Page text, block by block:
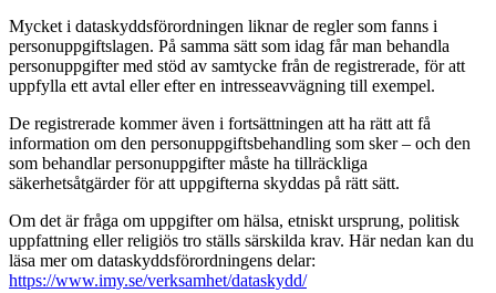
Mycket i dataskyddsförordningen liknar de regler som fanns i
personuppgiftslagen. På samma sätt som idag får man behandla
personuppgifter med stöd av samtycke från de registrerade, för att
uppfylla ett avtal eller efter en intresseavvägning till exempel.
De registrerade kommer även i fortsättningen att ha rätt att få
information om den personuppgiftsbehandling som sker – och den
som behandlar personuppgifter måste ha tillräckliga
säkerhetsåtgärder för att uppgifterna skyddas på rätt sätt.
Om det är fråga om uppgifter om hälsa, etniskt ursprung, politisk
uppfattning eller religiös tro ställs särskilda krav. Här nedan kan du
läsa mer om dataskyddsförordningens delar:
https://www.imy.se/verksamhet/dataskydd/